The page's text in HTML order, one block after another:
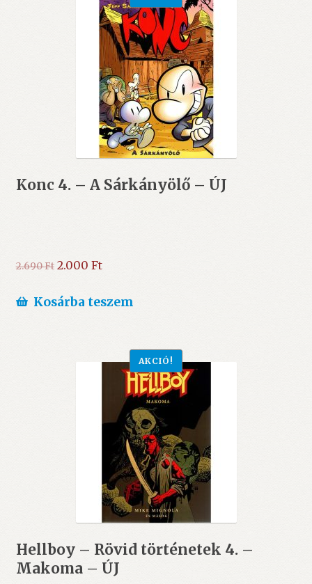
Konc 4. – A Sárkányölő – ÚJ
2.690Ft Original
was:
2.000 FtCurrent
is:
Kosárba teszem
Hellboy – Rövid történetek 4. –
Makoma – ÚJ
AKCIÓ!